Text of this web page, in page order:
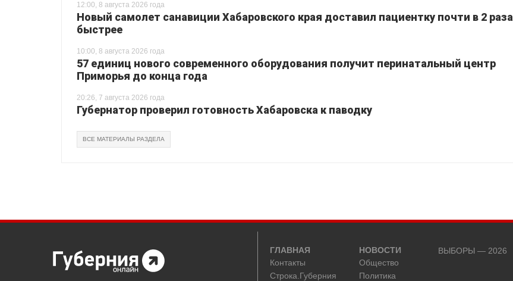
12:00, 8 августа 2026 года
Новый самолет санавиции Хабаровского края доставил пациентку почти в 2 раза
быстрее
10:00, 8 августа 2026 года
57 единиц нового современного оборудования получит перинатальный центр
Приморья до конца года
20:26, 7 августа 2026 года
Губернатор проверил готовность Хабаровска к паводку
ВСЕ МАТЕРИАЛЫ РАЗДЕЛА
ГЛАВНАЯ
Контакты
Строка.Губерния
НОВОСТИ
Общество
Политика
ВЫБОРЫ — 2026